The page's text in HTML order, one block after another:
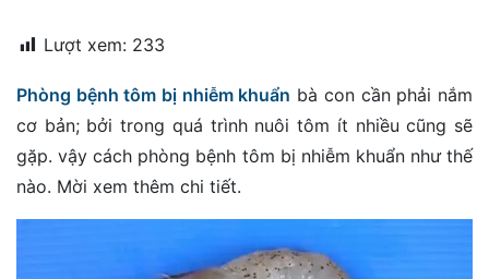
đặt
Quy
định
Blog
chia
sẻ
Lượt xem: 233
Phòng bệnh tôm bị nhiễm khuẩn bà con cần phải nắm
cơ bản; bởi trong quá trình nuôi tôm ít nhiều cũng sẽ
gặp. vậy cách phòng bệnh tôm bị nhiễm khuẩn như thế
nào. Mời xem thêm chi tiết.